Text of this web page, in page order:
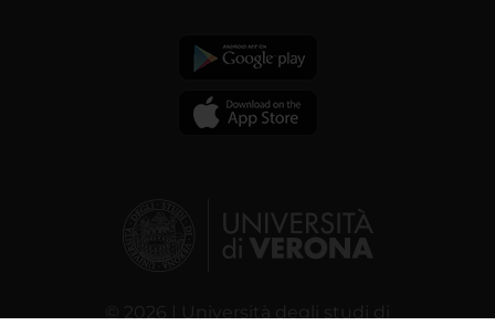
© 2026 | Università degli studi di